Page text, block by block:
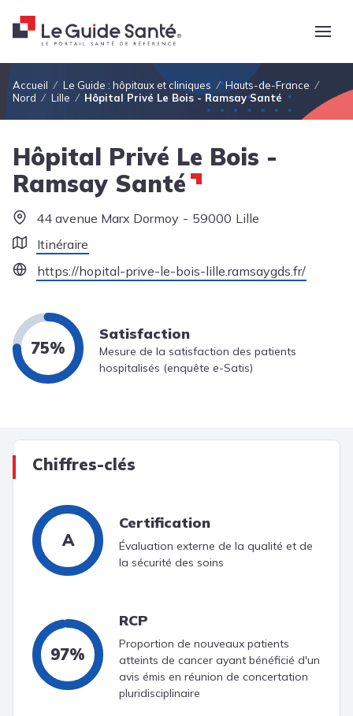
Fil d'Ariane
Accueil Le Guide : hôpitaux et cliniques
Hauts-de-France
Nord
Lille Hôpital Privé Le Bois - Ramsay Santé
Hôpital Privé Le Bois -
Ramsay Santé
44 avenue Marx Dormoy 59000 Lille
Itinéraire
https://hopital-prive-le-bois-lille.ramsaygds.fr/
75%
Satisfaction
Mesure de la satisfaction des patients
hospitalisés (enquête e-Satis)
Chiffres-clés
A
Certification
Évaluation externe de la qualité et de
la sécurité des soins
97%
RCP
Proportion de nouveaux patients
atteints de cancer ayant bénéficié d'un
avis émis en réunion de concertation
pluridisciplinaire